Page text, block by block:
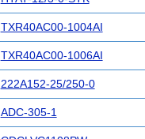
TXR40AC00-1004AI
TXR40AC00-1006AI
222A152-25/250-0
ADC-305-1